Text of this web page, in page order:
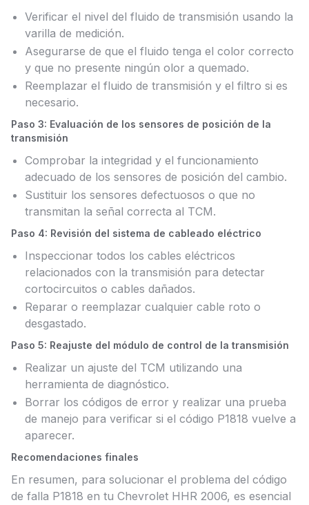
Verificar el nivel del fluido de transmisión usando la
varilla de medición.
Asegurarse de que el fluido tenga el color correcto
y que no presente ningún olor a quemado.
Reemplazar el fluido de transmisión y el filtro si es
necesario.
Paso 3: Evaluación de los sensores de posición de la
transmisión
Comprobar la integridad y el funcionamiento
adecuado de los sensores de posición del cambio.
Sustituir los sensores defectuosos o que no
transmitan la señal correcta al TCM.
Paso 4: Revisión del sistema de cableado eléctrico
Inspeccionar todos los cables eléctricos
relacionados con la transmisión para detectar
cortocircuitos o cables dañados.
Reparar o reemplazar cualquier cable roto o
desgastado.
Paso 5: Reajuste del módulo de control de la transmisión
Realizar un ajuste del TCM utilizando una
herramienta de diagnóstico.
Borrar los códigos de error y realizar una prueba
de manejo para verificar si el código P1818 vuelve a
aparecer.
Recomendaciones finales
En resumen, para solucionar el problema del código
de falla P1818 en tu Chevrolet HHR 2006, es esencial